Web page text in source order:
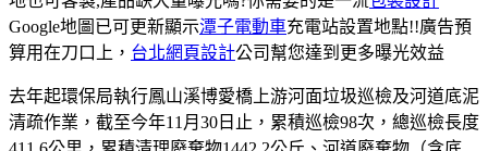
Google地圖已可更新顯示潭子電動車充電站設置地點!!廣告預
算用在刀口上， 台北網頁設計公司幫您達到更多曝光效益
去年起環保局執行鳳山溪博愛橋上游河面垃圾巡檢及河道底泥
清疏作業，截至今年11月30日止，累積巡檢98次，總巡檢長度